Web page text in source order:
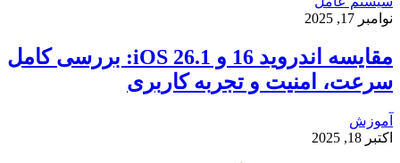
نوامبر 17, 2025
مقایسه اندروید 16 و iOS 26.1: بررسی کامل
سرعت، امنیت و تجربه کاربری
آموزش
اکتبر 18, 2025